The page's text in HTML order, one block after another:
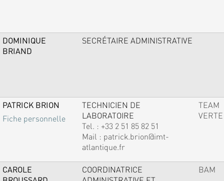
DOMINIQUE
BRIAND
SECRÉTAIRE ADMINISTRATIVE
PATRICK BRION
Fiche personnelle
TECHNICIEN DE
LABORATOIRE
Tel. : +33 2 51 85 82 51
Mail : patrick.brion@imt-
atlantique.fr
TEAM
VERTE
CAROLE
COORDINATRICE
BAM